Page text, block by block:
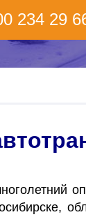
234 29